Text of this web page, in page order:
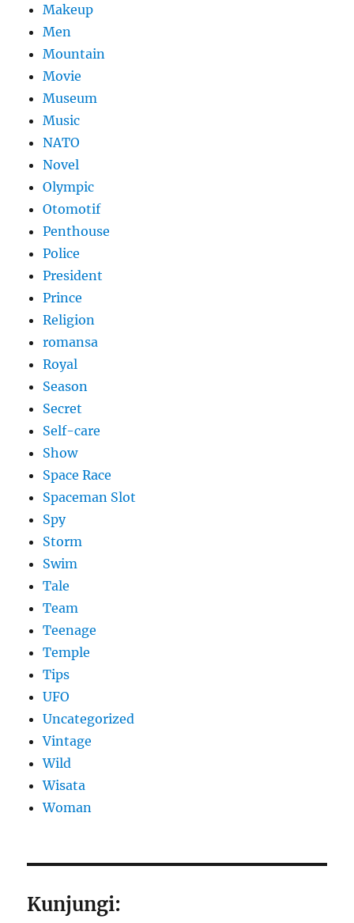
Makeup
Men
Mountain
Movie
Museum
Music
NATO
Novel
Olympic
Otomotif
Penthouse
Police
President
Prince
Religion
romansa
Royal
Season
Secret
Self-care
Show
Space Race
Spaceman Slot
Spy
Storm
Swim
Tale
Team
Teenage
Temple
Tips
UFO
Uncategorized
Vintage
Wild
Wisata
Woman
Kunjungi: